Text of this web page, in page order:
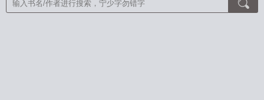
线看
柳如烟秦飞最新章节列表 女配求生日常笔趣阁
回到三国嫁